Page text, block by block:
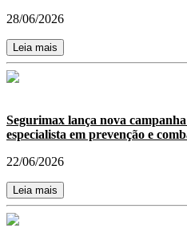
28/06/2026
Leia mais
Segurimax lança nova
especialista em prevenção e
22/06/2026
Leia mais